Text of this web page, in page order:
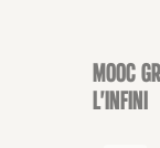
MOOC
l'infini